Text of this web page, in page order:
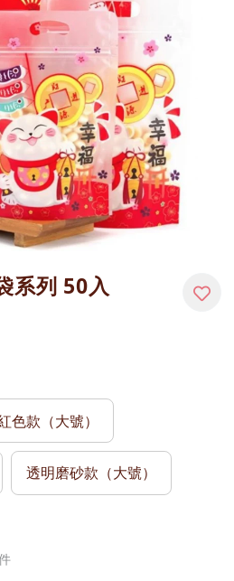
系列 50入
色款（大號）
透明磨砂款（大號）